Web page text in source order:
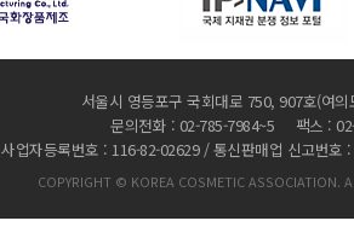
서울시 영등포구 국회대로 750, 907호(여
문의전화 : 02-785-7984~5 팩스 :
사업자등록번호 : 116-82-02629 / 통신판매업 신고번호
COPYRIGHT © KOREA COSMETIC ASSOCIATION.